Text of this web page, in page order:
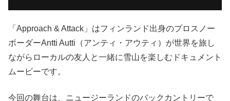
「Approach & Attack」はフィンランド出身のプロスノー
ボーダーAntti Autti（アンティ・アウティ）が世界を旅し
ながらローカルの友人と一緒に雪山を楽しむドキュメント
ムービーです。
今回の舞台は、ニュージーランドのバックカントリーで